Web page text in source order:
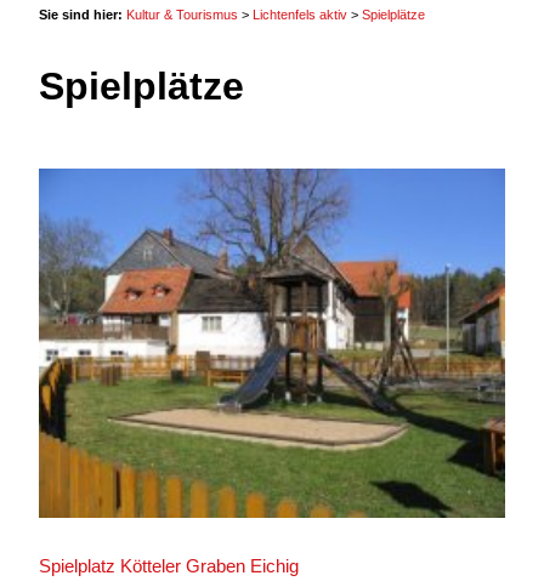
Sie sind hier: Kultur & Tourismus > Lichtenfels aktiv > Spielplätze
Spielplätze
Spielplatz Kötteler Graben Eichig